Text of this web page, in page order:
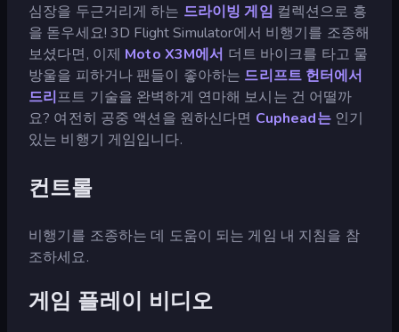
심장을 두근거리게 하는 드라이빙 게임 컬렉션으로 흥
을 돋우세요! 3D Flight Simulator에서 비행기를 조종해
보셨다면, 이제 Moto X3M에서 더트 바이크를 타고 물
방울을 피하거나 팬들이 좋아하는 드리프트 헌터에서
드리프트 기술을 완벽하게 연마해 보시는 건 어떨까
요? 여전히 공중 액션을 원하신다면 Cuphead는인기
있는 비행기 게임입니다.
컨트롤
비행기를 조종하는 데 도움이 되는 게임 내 지침을 참
조하세요.
게임 플레이 비디오